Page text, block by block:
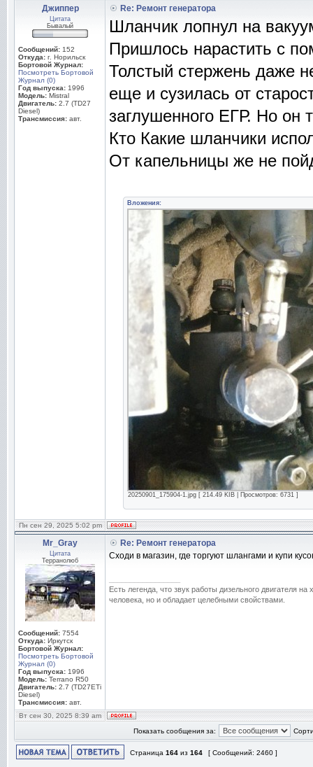
Джиппер
Цитата
Бывалый
Сообщений: 152
Откуда: г. Норильск
Бортовой Журнал:
Посмотреть Бортовой
Журнал (0)
Год выпуска: 1996
Модель: Mistral
Двигатель: 2.7 (TD27
Diesel)
Трансмиссия: авт.
Re: Ремонт генератора
Шланчик лопнул на
Пришлось нарастить с
Толстый стержень даже
еще и сузилась от
заглушенного ЕГР. Но он
Кто Какие шланчики
От капельницы же не
Вложения:
20250901_175904-1.jpg [ 214.49 KIB | Просмотров: 6731 ]
Пн сен 29, 2025 5:02 pm
Mr_Gray
Цитата
Терранолюб
Сообщений: 7554
Откуда: Иркутск
Бортовой Журнал:
Посмотреть Бортовой
Журнал (0)
Год выпуска: 1996
Модель: Terrano R50
Двигатель: 2.7 (TD27ETi
Diesel)
Трансмиссия: авт.
Re: Ремонт генератора
Сходи в магазин, где торгуют шлангами и купи
Есть легенда, что звук работы дизельного двигателя
человека, но и обладает целебными свойствами.
Вт сен 30, 2025 8:39 am
Показать сообщения за:
Страница 164 из 164 [ Сообщений: 2460 ]